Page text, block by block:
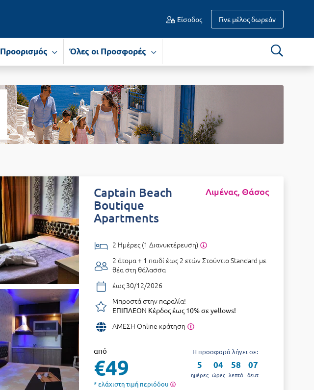
Είσοδος Γίνε μέλος δωρεάν
Προορισμός Όλες οι Προσφορές
Captain Beach
Boutique
Apartments
Λιμένας, Θάσος
2 Ημέρες (1 Διανυκτέρευση)
2 άτομα + 1 παιδί έως 2 ετώνΣτούντιο Standard με
θέα στη θάλασσα
έως 30/12/2026
Μπροστά στην παραλία!
ΕΠΙΠΛΕΟΝ Κέρδος έως 10% σε yellows!
ΑΜΕΣΗ Online κράτηση
από
€49
* ελάχιστη τιμή περιόδου
Η προσφορά λήγει σε:
5
ημέρες
04
ώρες
58
λεπτά
06
δευτ